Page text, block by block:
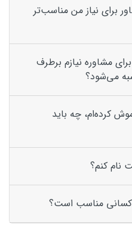
برای نیاز من مناسب‌تر
مشاوره نیازم برطرف
می‌شود؟
کرده‌ام، چه باید
نام کنم؟
کسانی مناسب است؟